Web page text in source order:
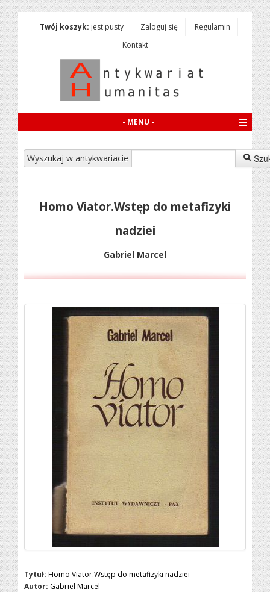
Twój koszyk: jest pusty Zaloguj się
Regulamin
Kontakt
- MENU -
Wyszukaj w antykwariacie
Homo Viator.Wstęp do metafizyki
nadziei
Gabriel Marcel
Tytuł: Homo Viator.Wstęp do metafizyki nadziei
Autor: Gabriel Marcel